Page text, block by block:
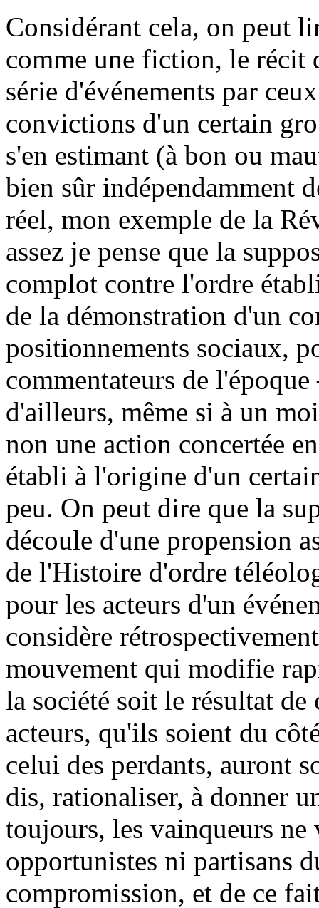
Considérant cela, on peut
comme une fiction, le récit
série d'événements par
convictions d'un certain
s'en estimant (à bon ou
bien sûr indépendamment
réel, mon exemple de la
assez je pense que la
complot contre l'ordre
de la démonstration d'un
positionnements sociaux,
commentateurs de
d'ailleurs, même si à un
non une action concertée
établi à l'origine d'un
peu. On peut dire que la
découle d'une propension
de l'Histoire d'ordre
pour les acteurs d'un
considère
mouvement qui modifie
la société soit le résultat
acteurs, qu'ils soient du
celui des perdants, auront
dis, rationaliser, à donner
toujours, les vainqueurs ne
opportunistes ni partisans
compromission, et de ce